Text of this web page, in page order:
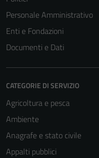
Personale Amministrativo
Enti e Fondazioni
Documenti e Dati
CATEGORIE DI SERVIZIO
Agricoltura e pesca
Ambiente
Anagrafe e stato civile
Appalti pubblici